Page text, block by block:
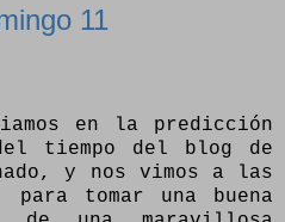
11
en la predicción
tiempo del blog de
y nos vimos a las
para tomar una buena